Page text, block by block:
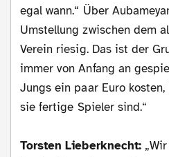
egal wann.“ Über
Umstellung zwischen dem
Verein riesig. Das ist der
immer von Anfang an
Jungs ein paar Euro
sie fertige Spieler sind.“
Torsten Lieberknecht: